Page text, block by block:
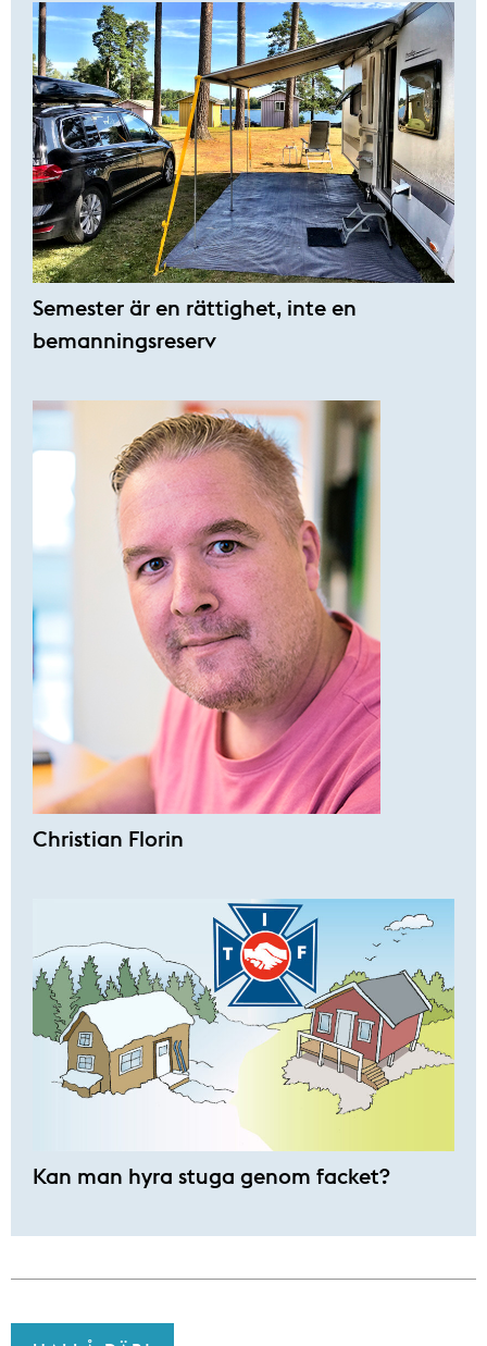
Semester är en rättighet, inte en
bemanningsreserv
Christian Florin
Kan man hyra stuga genom facket?